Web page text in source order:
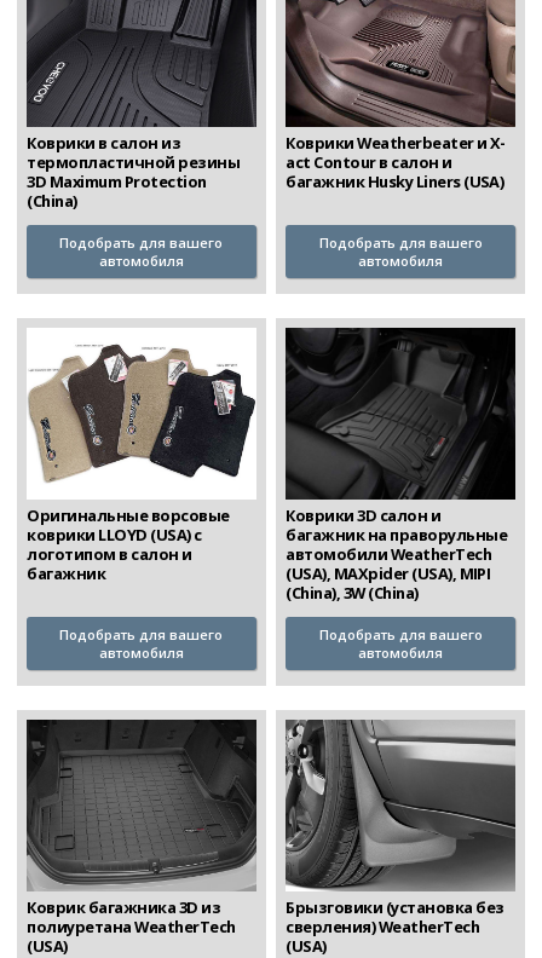
Коврики в салон из
термопластичной резины
3D Maximum Protection
(China)
Подобрать для вашего
автомобиля
Коврики Weatherbeater и X-
act Contour в салон и
багажник Husky Liners (USA)
Подобрать для вашего
автомобиля
Оригинальные ворсовые
коврики LLOYD (USA) с
логотипом в салон и
багажник
Подобрать для вашего
автомобиля
Коврики 3D салон и
багажник на праворульные
автомобили WeatherTech
(USA), MAXpider (USA), MIPI
(China), 3W (China)
Подобрать для вашего
автомобиля
Коврик багажника 3D из
полиуретана WeatherTech
(USA)
Брызговики (установка без
сверления) WeatherTech
(USA)